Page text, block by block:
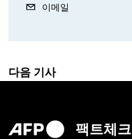
이메일
다음 기사
팩트체크